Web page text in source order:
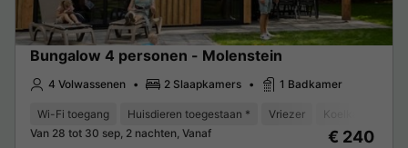
Bungalow 4 personen - Molenstein
4 Volwassenen 2 Slaapkamers 1 Badkamer
Wi-Fi toegang Huisdieren toegestaan * Vriezer Koelkast
Van 28 tot 30 sep, 2 nachten, Vanaf
€ 240